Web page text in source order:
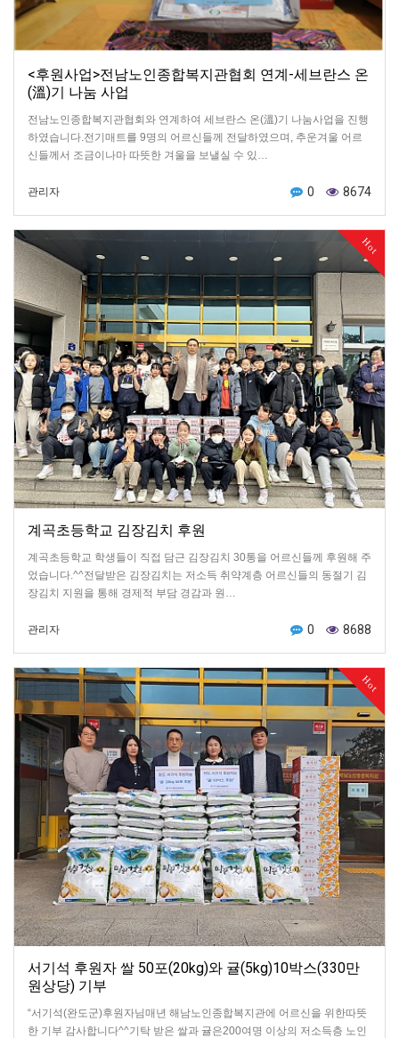
<후원사업>전남노인종합복지관협회 연계-세브란스 온
(溫)기 나눔 사업
전남노인종합복지관협회와 연계하여 세브란스 온(溫)기 나눔사업을 진행
하였습니다.전기매트를 9명의 어르신들께 전달하였으며, 추운겨울 어르
신들께서 조금이나마 따뜻한 겨울을 보낼실 수 있…
관리자 0 8674
Hot
계곡초등학교 김장김치 후원
계곡초등학교 학생들이 직접 담근 김장김치 30통을 어르신들께 후원해 주
었습니다.^^전달받은 김장김치는 저소득 취약계층 어르신들의 동절기 김
장김치 지원을 통해 경제적 부담 경감과 원…
관리자 0 8688
Hot
서기석 후원자 쌀 50포(20kg)와 귤(5kg)10박스(330만
원상당) 기부
“서기석(완도군)후원자님매년 해남노인종합복지관에 어르신을 위한따뜻
한 기부 감사합니다^^기탁 받은 쌀과 귤은200여명 이상의 저소득층 노인